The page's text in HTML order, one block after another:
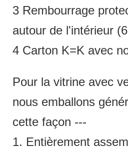
3 Rembourrage
autour de l'intérieur
4 Carton K=K avec
Pour la vitrine avec
nous emballons
cette façon ---
1. Entièrement